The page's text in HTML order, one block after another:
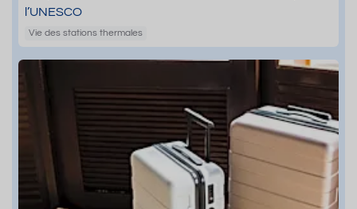
l’UNESCO
Vie des stations thermales